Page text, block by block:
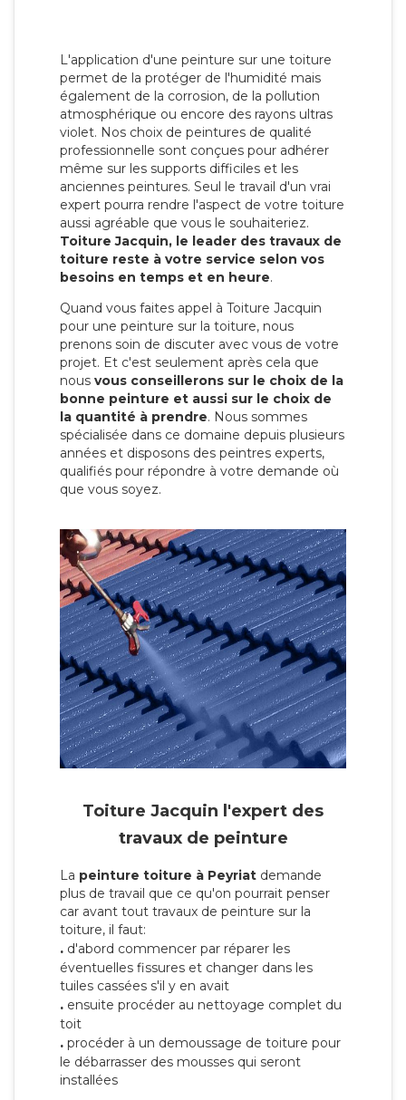
L'application d'une peinture sur une toiture
permet de la protéger de l'humidité mais
également de la corrosion, de la pollution
atmosphérique ou encore des rayons ultras
violet. Nos choix de peintures de qualité
professionnelle sont conçues pour adhérer
même sur les supports difficiles et les
anciennes peintures. Seul le travail d'un vrai
expert pourra rendre l'aspect de votre toiture
aussi agréable que vous le souhaiteriez.
Toiture Jacquin, le leader des travaux de
toiture reste à votre service selon vos
besoins en temps et en heure.
Quand vous faites appel à Toiture Jacquin
pour une peinture sur la toiture, nous
prenons soin de discuter avec vous de votre
projet. Et c'est seulement après cela que
nous vous conseillerons sur le choix de la
bonne peinture et aussi sur le choix de
la quantité à prendre. Nous sommes
spécialisée dans ce domaine depuis plusieurs
années et disposons des peintres experts,
qualifiés pour répondre à votre demande où
que vous soyez.
Toiture Jacquin l'expert des
travaux de peinture
La peinture toiture à Peyriat demande
plus de travail que ce qu'on pourrait penser
car avant tout travaux de peinture sur la
toiture, il faut:
. d'abord commencer par réparer les
éventuelles fissures et changer dans les
tuiles cassées s'il y en avait
. ensuite procéder au nettoyage complet du
toit
. procéder à un demoussage de toiture pour
le débarrasser des mousses qui seront
installées